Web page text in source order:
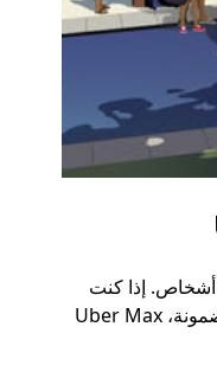
UberXL متاحة للمجموعات حتى 6 أشخاص. إذا كنت
بحاجة إلى مساحة صندوق أمتعة مضمونة، Uber Max